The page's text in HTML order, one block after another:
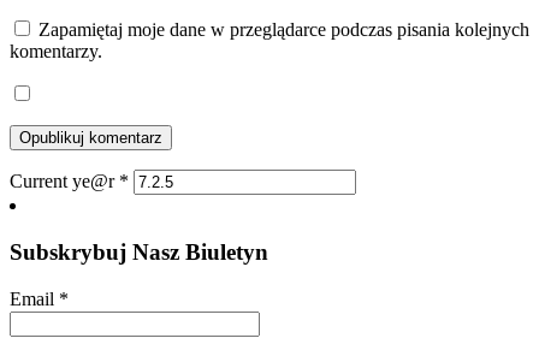
Zapamiętaj moje dane w przeglądarce podczas pisania kolejnych
komentarzy.
Current ye@r *
Subskrybuj Nasz Biuletyn
Email *